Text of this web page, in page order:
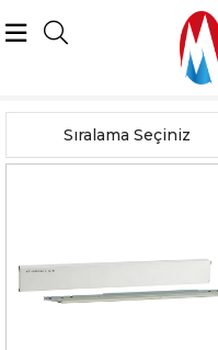
Ricoh Drum Blade
Sıralama